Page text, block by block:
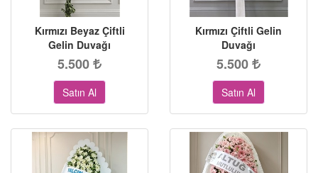
Kırmızı Beyaz Çiftli
Gelin Duvağı
5.500
Satın Al
Kırmızı Çiftli Gelin
Duvağı
5.500
Satın Al